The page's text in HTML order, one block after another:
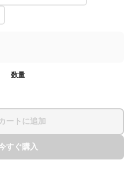
数量
ートに追加
すぐ購入